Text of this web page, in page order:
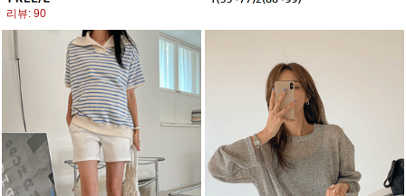
리뷰: 90